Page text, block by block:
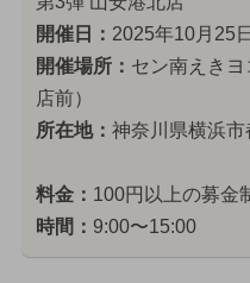
開催日： 2025年10月25
開催場所： セン南えき
店前）
所在地： 神奈川県横浜
料金： 100円以上の募金
時間： 9:00〜15:00